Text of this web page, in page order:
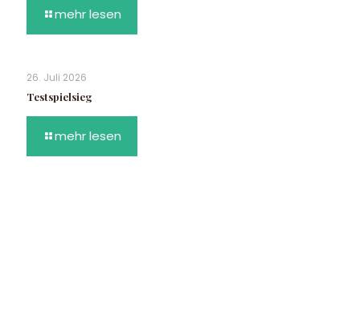
mehr lesen
26. Juli 2026
Testspielsieg
mehr lesen